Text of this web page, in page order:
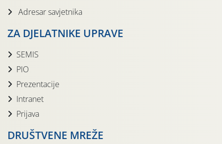
Adresar savjetnika
ZA DJELATNIKE UPRAVE
SEMIS
PIO
Prezentacije
Intranet
Prijava
DRUŠTVENE MREŽE